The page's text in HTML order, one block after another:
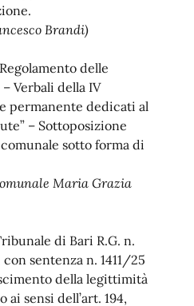
Brandi)
delle
Verbali della IV
permanente dedicati al
– Sottoposizione
sotto forma di
Maria Grazia
di Bari R.G. n.
sentenza n. 1411/25
della legittimità
sensi dell’art. 194,